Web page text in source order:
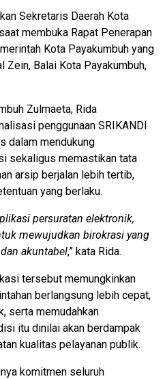
Sekretaris Daerah Kota
membuka Rapat Penerapan
Kota Payakumbuh yang
Balai Kota Payakumbuh,
Zulmaeta, Rida
penggunaan SRIKANDI
dalam mendukung
sekaligus memastikan tata
arsip berjalan lebih tertib,
yang berlaku.
persuratan elektronik,
mewujudkan birokrasi yang
akuntabel,” kata Rida.
tersebut memungkinkan
berlangsung lebih cepat,
serta memudahkan
itu dinilai akan berdampak
kualitas pelayanan publik.
komitmen seluruh